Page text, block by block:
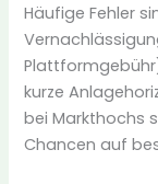
Häufige Fehler
kurze
bei Markthochs
Chancen auf